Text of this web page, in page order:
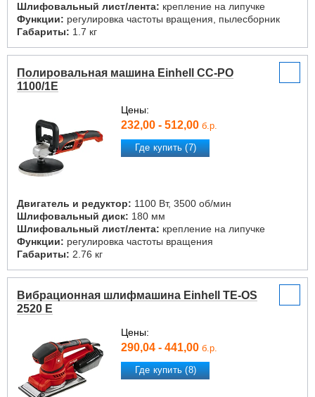
Шлифовальный лист/лента: крепление на липучке
Функции: регулировка частоты вращения, пылесборник
Габариты: 1.7 кг
Полировальная машина Einhell CC-PO
1100/1E
Цены:
232,00 - 512,00 б.р.
Где купить (7)
Двигатель и редуктор: 1100 Вт, 3500 об/мин
Шлифовальный диск: 180 мм
Шлифовальный лист/лента: крепление на липучке
Функции: регулировка частоты вращения
Габариты: 2.76 кг
Вибрационная шлифмашина Einhell TE-OS
2520 E
Цены:
290,04 - 441,00 б.р.
Где купить (8)